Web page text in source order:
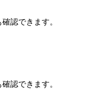
認できます。
認できます。